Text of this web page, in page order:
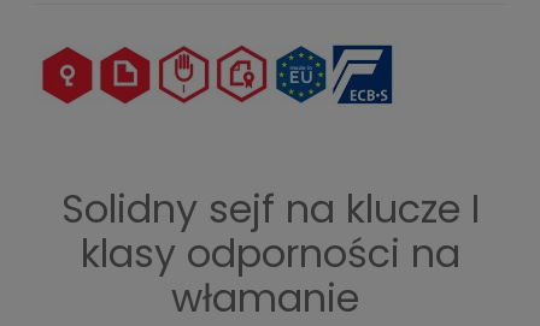
Solidny sejf na klucze I
klasy odporności na
włamanie